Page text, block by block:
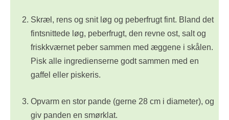
Skræl, rens og snit løg og peberfrugt fint. Bland det
fintsnittede løg, peberfrugt, den revne ost, salt og
friskkværnet peber sammen med æggene i skålen.
Pisk alle ingredienserne godt sammen med en
gaffel eller piskeris.
Opvarm en stor pande (gerne 28 cm i diameter), og
giv panden en smørklat.